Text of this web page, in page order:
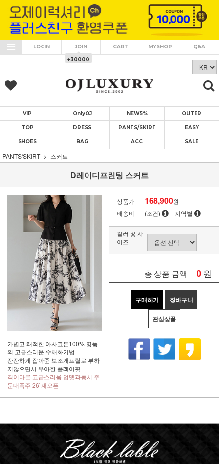
LOGIN JOIN
+30000
CART MYSHOP Q&A
VIP OnlyOJ NEW5% OUTER
TOP DRESS PANTS/SKIRT EASY
SHOES BAG ACC SALE
PANTS/SKIRT 스커트
D레이디프린팅 스커트
가볍고 쾌적한 아사코튼100% 명품
의 고급스러운 수채화기법
잔잔하게 잡아준 보조개프릴로 부하
지않으면서 우아한 플레어핏
격이다른 고급스러움 업뎃과동시 주
문대폭주 26`재오픈
상품가 168,900원
배송비
(조건) 지역별
컬러 및 사
이즈
총 상품 금액 0 원
구매하기 장바구니
관심상품